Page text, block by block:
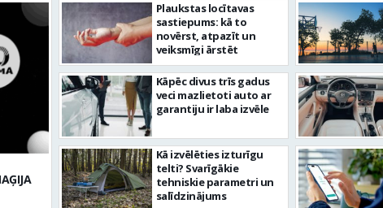
Plaukstas locītavas
sastiepums: kā to
novērst, atpazīt un
veiksmīgi ārstēt
Kāpēc divus trīs gadus
veci mazlietoti auto ar
garantiju ir laba izvēle
Kā izvēlēties izturīgu
telti? Svarīgākie
tehniskie parametri un
salīdzinājums